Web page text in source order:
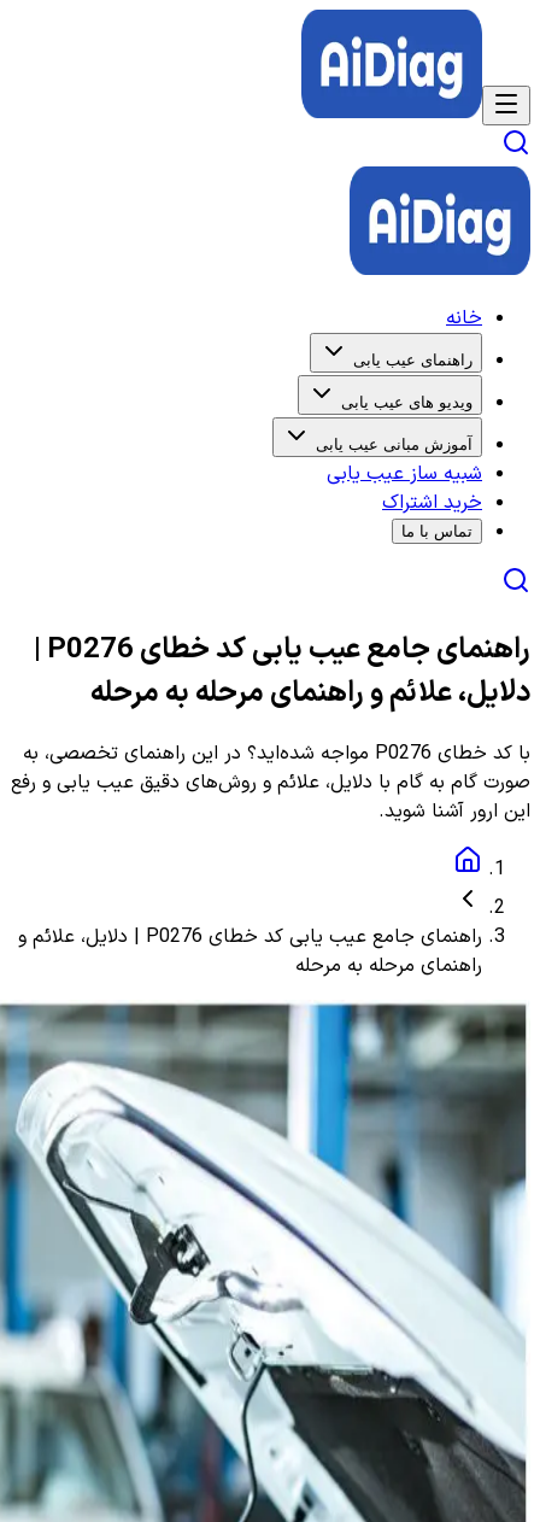
خانه
راهنمای عیب یابی
ویدیو های عیب یابی
آموزش مبانی عیب یابی
شبیه ساز عیب یابی
خرید اشتراک
تماس با ما
راهنمای جامع عیب یابی کد خطای P0276 |
دلایل، علائم و راهنمای مرحله به مرحله
با کد خطای P0276 مواجه شده‌اید؟ در این راهنمای تخصصی، به
صورت گام به گام با دلایل، علائم و روش‌های دقیق عیب یابی و رفع
این ارور آشنا شوید.
راهنمای جامع عیب یابی کد خطای P0276 | دلایل، علائم و
راهنمای مرحله به مرحله